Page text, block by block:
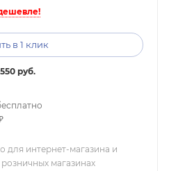
в 1 клик
руб.
для интернет-магазина и
магазинах